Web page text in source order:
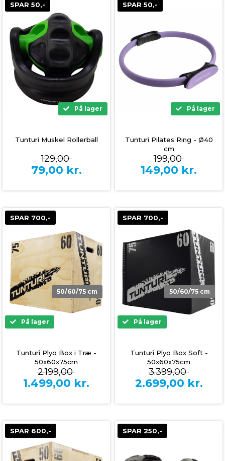
SPAR 50,-
På lager
Tunturi Muskel Rollerball
129,00
79,00 kr.
SPAR 50,-
På lager
Tunturi Pilates Ring - Ø40
cm
199,00
149,00 kr.
SPAR 700,-
50/60/75 cm
På lager
Tunturi Plyo Box i Træ -
50x60x75cm
2.199,00
1.499,00 kr.
SPAR 700,-
50/60/75 cm
På lager
Tunturi Plyo Box Soft -
50x60x75cm
3.399,00
2.699,00 kr.
SPAR 600,- SPAR 250,-